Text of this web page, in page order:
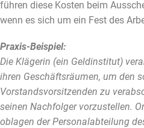
führen diese Kosten beim
wenn es sich um ein Fest des
Praxis-Beispiel:
Die Klägerin (ein Geldinstitut)
ihren Geschäftsräumen, um den
Vorstandsvorsitzenden zu
seinen Nachfolger vorzustellen.
oblagen der Personalabteilung